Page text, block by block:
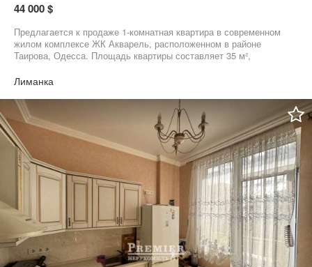
44 000 $
Предлагается к продаже 1-комнатная квартира в современном
жилом комплексе ЖК Акварель, расположенном в районе
Таирова, Одесса. Площадь квартиры составляет 35 м²,
включает кухню 9 м², жилую комнату 17 м² и просторную
полностью укомплектована мебелью и техникой: холодильник,
бойлер, варочная поверхность, духовка, микроволновая печь,
телевизор 55 дюймов и стиральная машина. Можно сразу
заехать и жить без дополнительных вложений. Из квартиры
открывается боковой вид на море, что добавляет ощущение
простора и комфорта. Жилой комплекс имеет развитую
инфраструктуру: рядом магазины, транспорт, учебные
заведения и все необходимое для комфортной жизни. Квартира
подходит как для собственного проживания, так и для сдачи в
аренду. Торг уместен. 216912 Полное сопровождение сделки.
Помощь в оформлении государственных программ: Е-Оселя,
Держмолодь, єВідновлення, жилищные сертификаты и
компенсации по постановлению №719.
Лиманка